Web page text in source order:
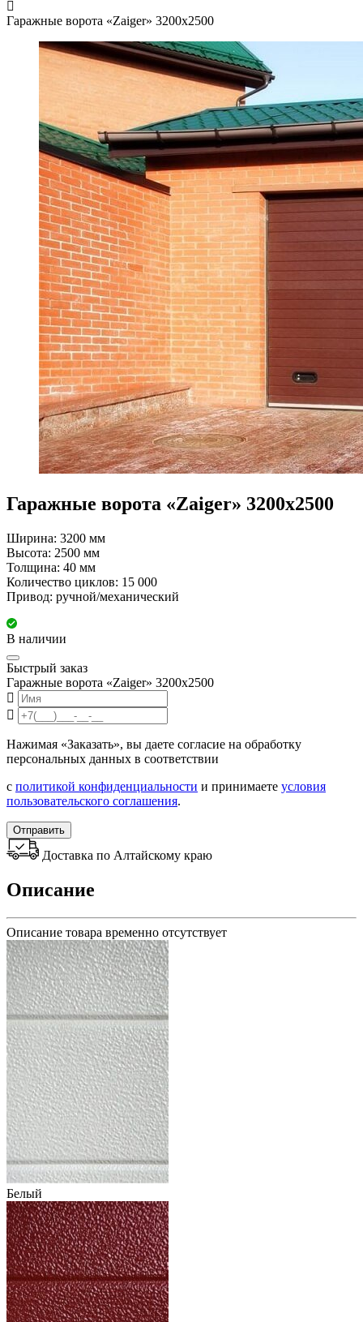
Гаражные ворота «Zaiger» 3200х2500
Гаражные ворота «Zaiger» 3200х2500
Ширина: 3200 мм
Высота: 2500 мм
Толщина: 40 мм
Количество циклов: 15 000
Привод: ручной/механический
В наличии
Быстрый заказ
Гаражные ворота «Zaiger» 3200х2500
Нажимая «Заказать», вы даете согласие на обработку
персональных данных в соответствии
с политикой конфиденциальности и принимаете условия
пользовательского соглашения.
Отправить
Доставка по Алтайскому краю
Описание
Описание товара временно отсутствует
Белый